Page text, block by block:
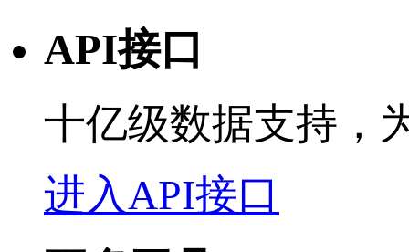
API接口
十亿级数据支持，
进入API接口